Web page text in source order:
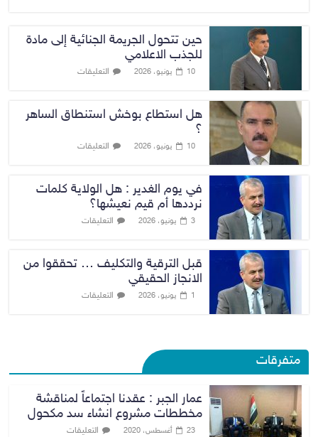
حين تتحول الجريمة الجنائية إلى مادة
للجذب الاعلامي
10 يونيو، 2026 التعليقات
هل استطاع بوخش استنطاق الساهر
؟
10 يونيو، 2026 التعليقات
في يوم الغدير : هل الولاية كلمات
نرددها أم قيم نعيشها؟
3 يونيو، 2026 التعليقات
قبل الترقية والتكليف … تحققوا من
الانجاز الحقيقي
1 يونيو، 2026 التعليقات
متفرقات
عمار الجبر : عقدنا اجتماعاً لمناقشة
مخططات مشروع انشاء سد مكحول
23 أغسطس، 2020 التعليقات